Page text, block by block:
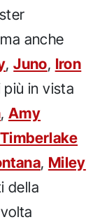
anche
,Juno, Iron
in vista
, Amy
, Miley
della